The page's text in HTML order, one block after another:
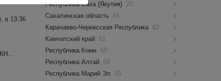
в 13:36
Республика Саха (Якутия) 70
Сахалинская область
65
Карачаево-Черкесская Республика 62
Камчатский край 61
Республика Коми 60
Республика Алтай 59
Республика Марий Эл
55